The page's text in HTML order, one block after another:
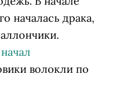
началась драка,
начал
волокли по